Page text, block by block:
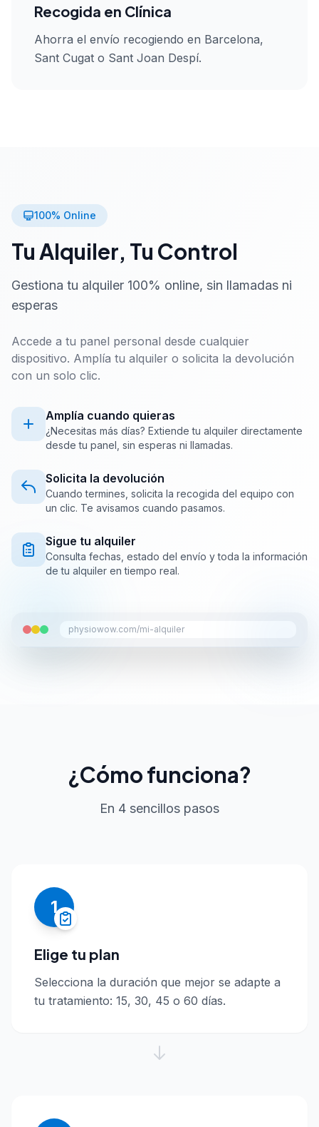
Recogida en Clínica
Ahorra el envío recogiendo en Barcelona,
Sant Cugat o Sant Joan Despí.
100% Online
Tu Alquiler, Tu Control
Gestiona tu alquiler 100% online, sin llamadas ni
esperas
Accede a tu panel personal desde cualquier
dispositivo. Amplía tu alquiler o solicita la devolución
con un solo clic.
Amplía cuando quieras
¿Necesitas más días? Extiende tu alquiler directamente
desde tu panel, sin esperas ni llamadas.
Solicita la devolución
Cuando termines, solicita la recogida del equipo con
un clic. Te avisamos cuando pasamos.
Sigue tu alquiler
Consulta fechas, estado del envío y toda la información
de tu alquiler en tiempo real.
physiowow.com/mi-alquiler
¿Cómo funciona?
En 4 sencillos pasos
1
Elige tu plan
Selecciona la duración que mejor se adapte a
tu tratamiento: 15, 30, 45 o 60 días.